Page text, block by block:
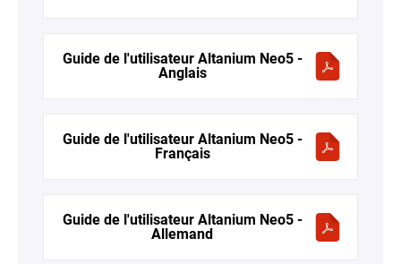
Guide de l'utilisateur Altanium Neo5 -
Anglais
Guide de l'utilisateur Altanium Neo5 -
Français
Guide de l'utilisateur Altanium Neo5 -
Allemand